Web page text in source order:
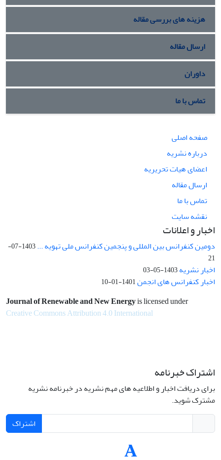
هزینه های بررسی مقاله
ارسال مقاله
داوران
تماس با ما
صفحه اصلی
درباره نشریه
اعضای هیات تحریریه
ارسال مقاله
تماس با ما
نقشه سایت
اخبار و اعلانات
دومین کنفرانس بین المللی و پنجمین کنفرانس ملی تهویه ...
1403-07-
21
اخبار نشریه1403-05-03
اخبار کنفرانس های انجمن1401-01-10
Journal of Renewable and New Energyis licensed under
Creative Commons Attribution 4.0 International
اشتراک خبرنامه
برای دریافت اخبار و اطلاعیه های مهم نشریه در خبرنامه نشریه
مشترک شوید.
اشتراک